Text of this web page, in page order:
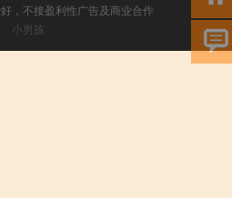
，不接盈利性广告及商业合作
小男孩